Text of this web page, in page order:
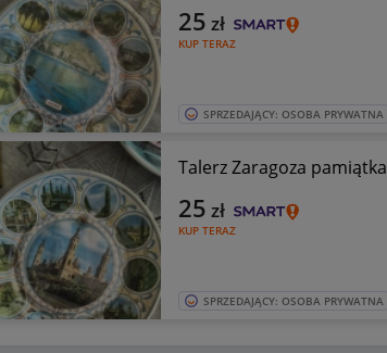
KUP TERAZ
25 zł
SPRZEDAJĄCY: OSOBA PRYWATNA
Talerz Zaragoza pamiątka
KUP TERAZ
25 zł
SPRZEDAJĄCY: OSOBA PRYWATNA